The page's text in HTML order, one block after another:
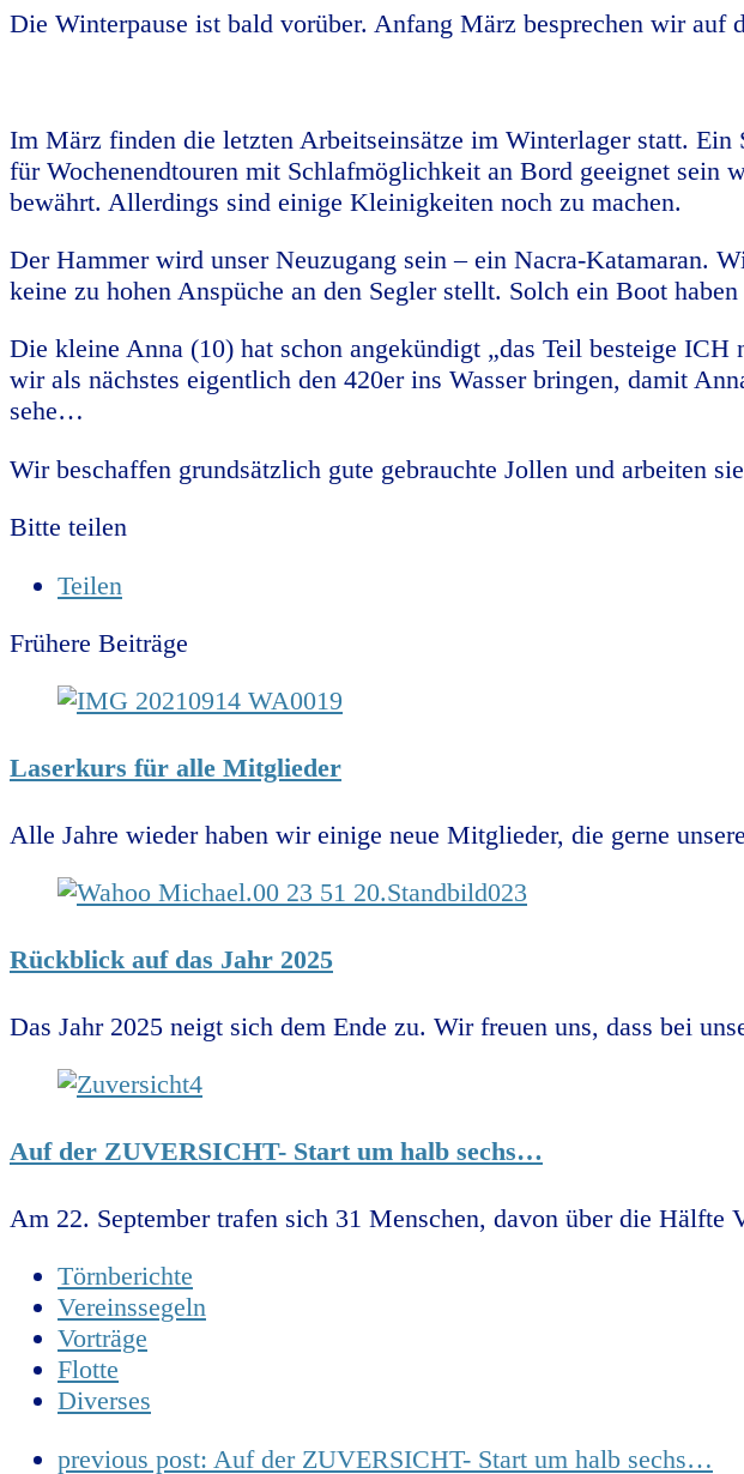
Die Winterpause ist bald vorüber. Anfang März besprechen wir auf
Im März finden die letzten Arbeitseinsätze im Winterlager statt.
für Wochenendtouren mit Schlafmöglichkeit an Bord geeignet sein
bewährt. Allerdings sind einige Kleinigkeiten noch zu machen.
Der Hammer wird unser Neuzugang sein – ein Nacra-Katamaran.
keine zu hohen Anspüche an den Segler stellt. Solch ein Boot
Die kleine Anna (10) hat schon angekündigt „das Teil besteige
wir als nächstes eigentlich den 420er ins Wasser bringen, damit
sehe…
Wir beschaffen grundsätzlich gute gebrauchte Jollen und arbeiten
Bitte teilen
Teilen
Frühere Beiträge
Laserkurs für alle Mitglieder
Alle Jahre wieder haben wir einige neue Mitglieder, die gerne
Rückblick auf das Jahr 2025
Das Jahr 2025 neigt sich dem Ende zu. Wir freuen uns, dass bei
Auf der ZUVERSICHT- Start um halb sechs…
Am 22. September trafen sich 31 Menschen, davon über die
Törnberichte
Vereinssegeln
Vorträge
Flotte
Diverses
previous post: Auf der ZUVERSICHT- Start um halb sechs…